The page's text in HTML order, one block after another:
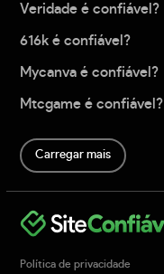
Veridade é confiável?
616k é confiável?
Mycanva é confiável?
Mtcgame é confiável?
Carregar mais
Política de privacidade